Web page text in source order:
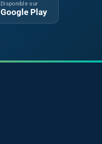
Disponible sur
Google Play